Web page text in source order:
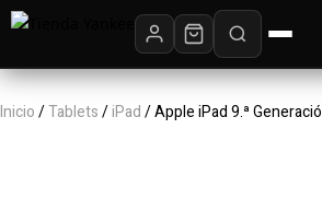
Inicio/Tablets/iPad/ Apple iPad 9.ª